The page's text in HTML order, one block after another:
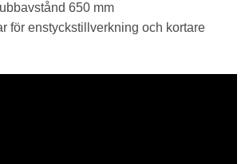
650 mm
för enstyckstillverkning och kortare